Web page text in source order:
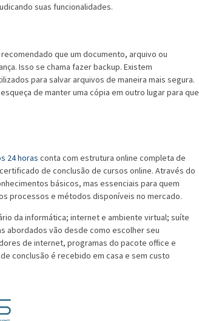
suas funcionalidades.
que um documento, arquivo ou
Isso se chama fazer backup. Existem
para salvar arquivos de maneira mais segura.
de manter uma cópia em outro lugar para que
24 horas conta com estrutura online completa de
de conclusão de cursos online. Através do
básicos, mas essenciais para quem
processos e métodos disponíveis no mercado.
da informática; internet e ambiente virtual; suíte
abordados vão desde como escolher seu
de internet, programas do pacote office e
conclusão é recebido em casa e sem custo